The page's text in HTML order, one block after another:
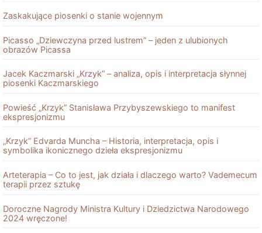
Zaskakujące piosenki o stanie wojennym
Picasso „Dziewczyna przed lustrem” – jeden z ulubionych
obrazów Picassa
Jacek Kaczmarski „Krzyk” – analiza, opis i interpretacja słynnej
piosenki Kaczmarskiego
Powieść „Krzyk” Stanisława Przybyszewskiego to manifest
ekspresjonizmu
„Krzyk” Edvarda Muncha – Historia, interpretacja, opis i
symbolika ikonicznego dzieła ekspresjonizmu
Arteterapia – Co to jest, jak działa i dlaczego warto? Vademecum
terapii przez sztukę
Doroczne Nagrody Ministra Kultury i Dziedzictwa Narodowego
2024 wręczone!